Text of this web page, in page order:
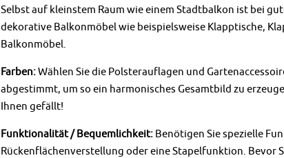
Selbst auf kleinstem Raum wie einem Stadtbalkon ist bei
dekorative Balkonmöbel wie beispielsweise Klapptische,
Balkonmöbel.
Farben:Wählen Sie die Polsterauflagen und
abgestimmt, um so ein harmonisches Gesamtbild zu
Ihnen gefällt!
Funktionalität / Bequemlichkeit: Benötigen Sie spezielle
Rückenflächenverstellung oder eine Stapelfunktion. Bevor